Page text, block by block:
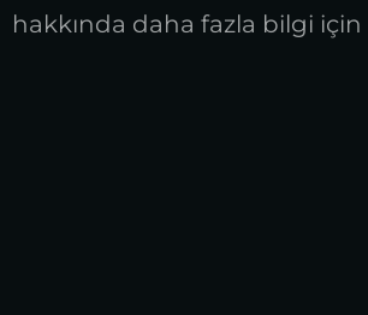
hakkında daha fazla bilgi için